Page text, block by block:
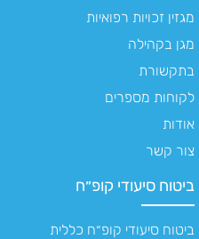
מגזין זכויות רפואיות
מגן בקהילה
בתקשורת
לקוחות מספרים
אודות
צור קשר
ביטוח סיעודי קופ״ח
ביטוח סיעודי קופ״ח כללית